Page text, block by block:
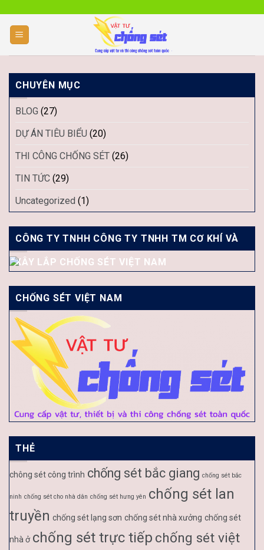
content
CHUYÊN MỤC
BLOG (27)
DỰ ÁN TIÊU BIỂU (20)
THI CÔNG CHỐNG SÉT (26)
TIN TỨC (29)
Uncategorized (1)
CÔNG TY TNHH CÔNG TY TNHH TM CƠ KHÍ VÀ
XÂY LẮP CHỐNG SÉT VIỆT NAM
CHỐNG SÉT VIỆT NAM
THẺ
chông sét công trình chống sét bắc giang chống sét bắc
ninh chống sét cho nhà dân chống sét hưng yên chống sét lan
truyền chống sét lạng sơn chống sét nhà xưởng chống sét
nhà ở chống sét trực tiếp chống sét việt